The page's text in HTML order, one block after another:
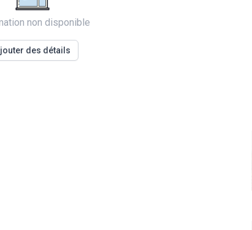
non disponible
des détails